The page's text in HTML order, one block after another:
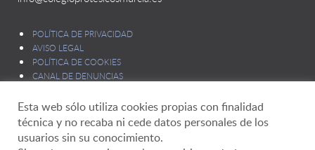
POLÍTICA DE PRIVACIDAD
AVISO LEGAL
POLÍTICA DE COOKIES
CANAL DE DENUNCIAS
Esta web sólo utiliza cookies propias con finalidad
técnica y no recaba ni cede datos personales de los
usuarios sin su conocimiento.